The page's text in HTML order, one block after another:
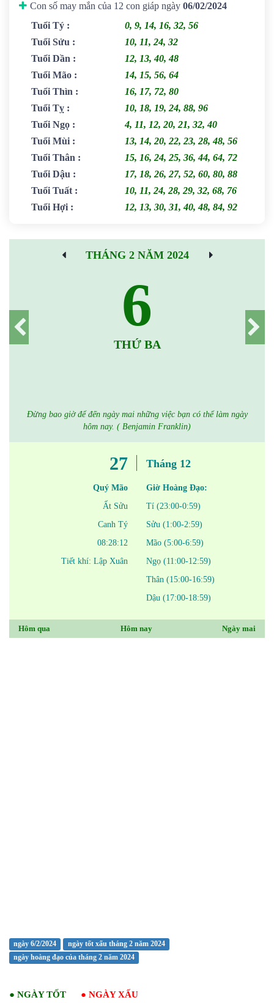
Con số may mắn của 12 con giáp ngày 06/02/2024
Tuổi Tý :
0, 9, 14, 16, 32, 56
Tuổi Sửu :
10, 11, 24, 32
Tuổi Dần :
12, 13, 40, 48
Tuổi Mão :
14, 15, 56, 64
Tuổi Thìn :
16, 17, 72, 80
Tuổi Tỵ :
10, 18, 19, 24, 88, 96
Tuổi Ngọ :
4, 11, 12, 20, 21, 32, 40
Tuổi Mùi :
13, 14, 20, 22, 23, 28, 48, 56
Tuổi Thân :
15, 16, 24, 25, 36, 44, 64, 72
Tuổi Dậu :
17, 18, 26, 27, 52, 60, 80, 88
Tuổi Tuất :
10, 11, 24, 28, 29, 32, 68, 76
Tuổi Hợi : 12, 13, 30, 31, 40, 48, 84, 92
THÁNG 2 NĂM 2024
6
THỨ BA
Đừng bao giờ để đến ngày mai những việc bạn có thể làm ngày
hôm nay. ( Benjamin Franklin)
27
Quý Mão
Ất Sửu
Canh Tý
08:28:12
Tiết khí: Lập Xuân
Tháng 12
Giờ Hoàng Đạo:
Tí (23:00-0:59)
Sửu (1:00-2:59)
Mão (5:00-6:59)
Ngọ (11:00-12:59)
Thân (15:00-16:59)
Dậu (17:00-18:59)
Hôm qua Hôm nay Ngày mai
ngày 6/2/2024
ngày tốt xấu tháng 2 năm 2024
ngày hoàng đạo của tháng 2 năm 2024
● NGÀY TỐT ● NGÀY XẤU